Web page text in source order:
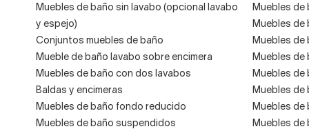
Muebles de baño sin lavabo (opcional lavabo
y espejo)
Conjuntos muebles de baño
Mueble de baño lavabo sobre encimera
Muebles de baño con dos lavabos
Baldas y encimeras
Muebles de baño fondo reducido
Muebles de baño suspendidos
Muebles de
Muebles de
Muebles de
Muebles de
Muebles de
Muebles de
Muebles de
Muebles de